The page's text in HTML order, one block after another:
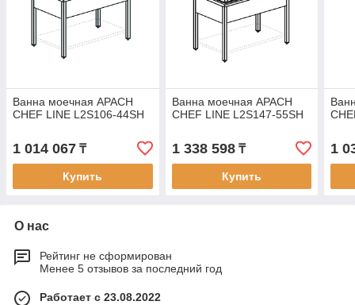
Ванна моечная APACH
CHEF LINE L2S106-44SH
1 014 067 ₸
Купить
Ванна моечная APACH
CHEF LINE L2S147-55SH
1 338 598₸
Купить
1
О нас
Рейтинг не сформирован
Менее 5 отзывов за последний год
Работает с 23.08.2022